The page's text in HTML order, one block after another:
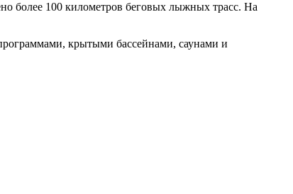
более 100 километров беговых лыжных трасс. На
крытыми бассейнами, саунами и